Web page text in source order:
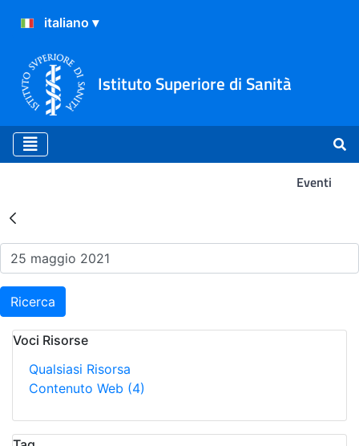
Istituto Superiore di Sanità
Eventi
Risultati della Ricerca -
Ricerca
Voci Risorse
Qualsiasi Risorsa
Contenuto Web (4)